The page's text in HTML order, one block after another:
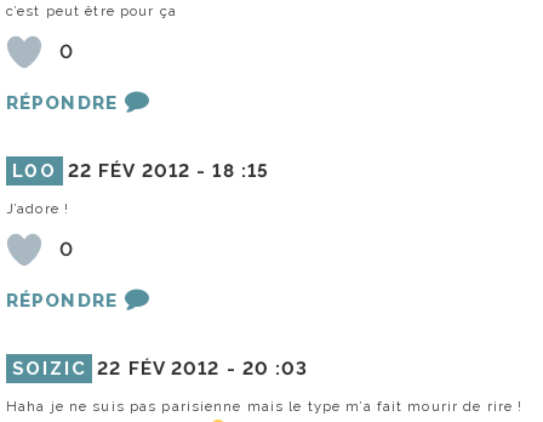
c’est peut être pour ça
0
RÉPONDRE
L0O 22 FÉV 2012 -18 :15
J’adore !
0
RÉPONDRE
SOIZIC 22 FÉV 2012 - 20 :03
Haha je ne suis pas parisienne mais le type m’a fait mourir de rire !